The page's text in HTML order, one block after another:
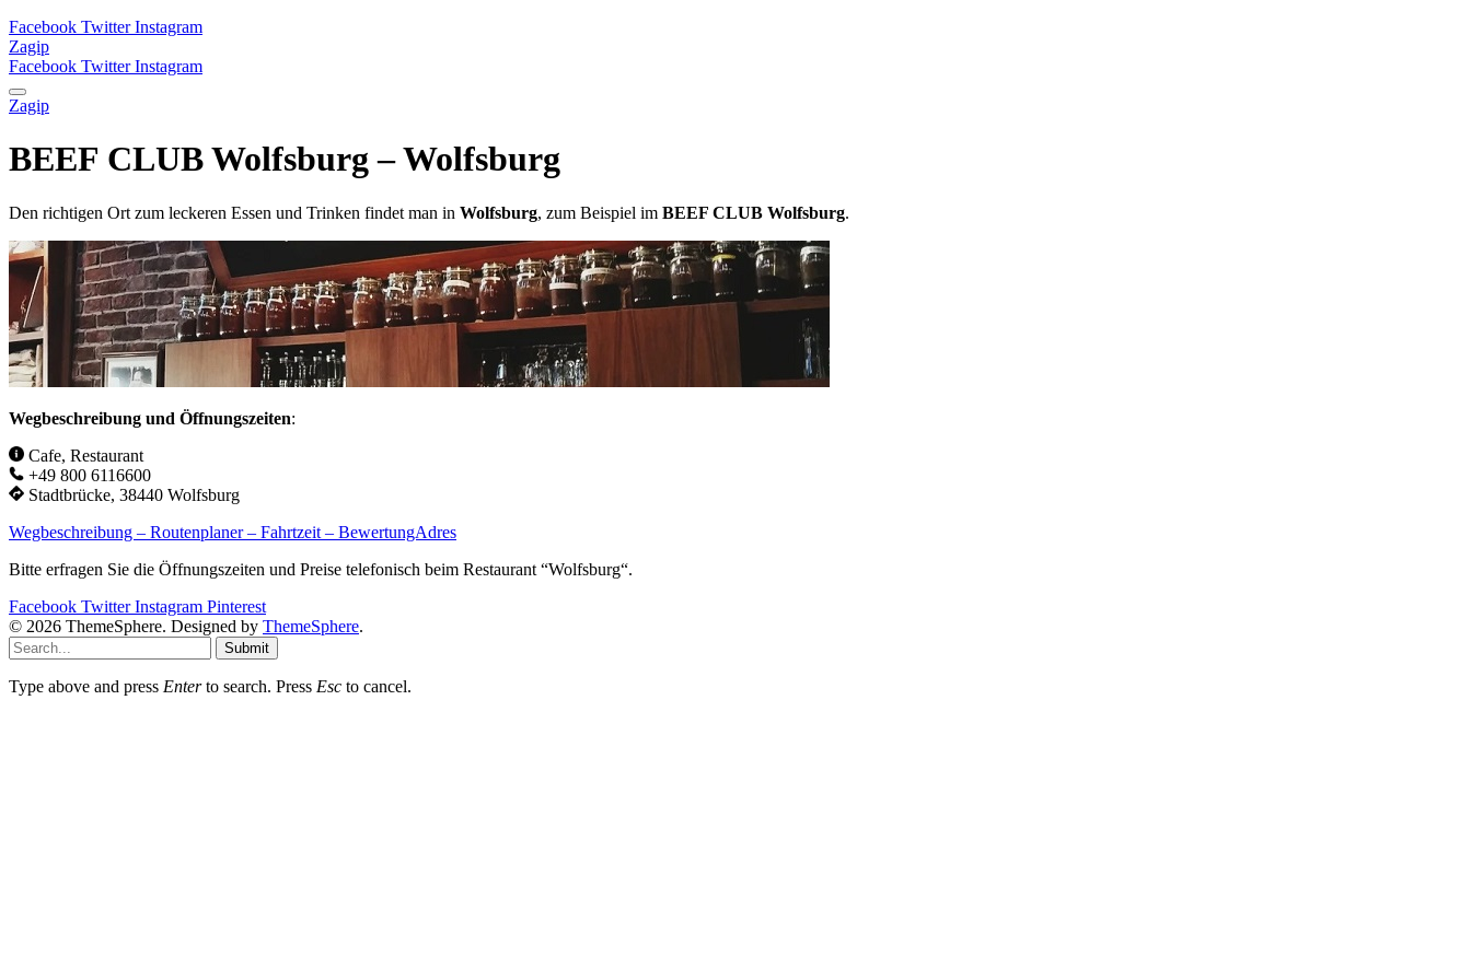
Facebook Twitter Instagram
Zagip
Facebook Twitter Instagram
Zagip
BEEF CLUB Wolfsburg – Wolfsburg
Den richtigen Ort zum leckeren Essen und Trinken findet man in Wolfsburg, zum Beispiel im BEEF CLUB Wolfsburg.
Wegbeschreibung und Öffnungszeiten:
Cafe, Restaurant
+49 800 6116600
Stadtbrücke, 38440 Wolfsburg
Wegbeschreibung – Routenplaner – Fahrtzeit – BewertungAdres
Bitte erfragen Sie die Öffnungszeiten und Preise telefonisch beim Restaurant “Wolfsburg“.
Facebook Twitter Instagram Pinterest
© 2026 ThemeSphere. Designed by ThemeSphere.
Submit
Type above and press Enterto search. Press Esc to cancel.